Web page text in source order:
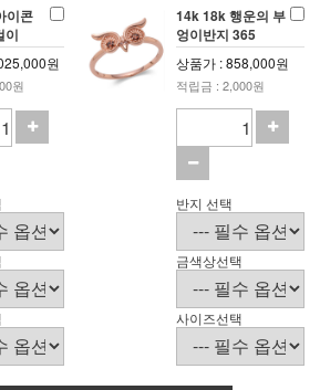
이콘
이
원
원
14k 18k 행운의 부
엉이반지 365
상품가 : 858,000원
적립금 : 2,000원
반지 선택
금색상선택
사이즈선택